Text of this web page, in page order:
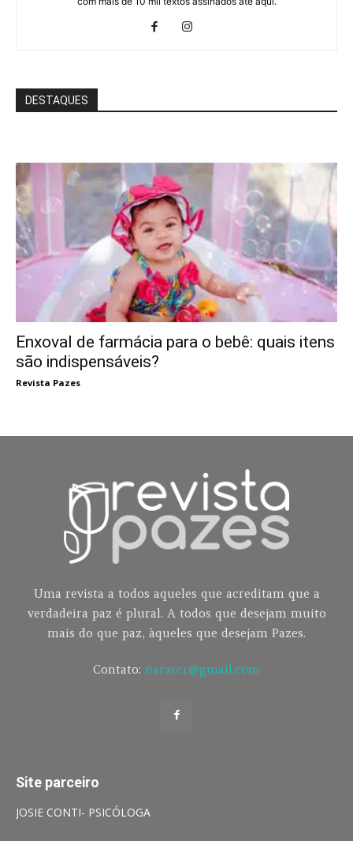
DESTAQUES
Enxoval de farmácia para o bebê: quais itens
são indispensáveis?
Revista Pazes
Uma revista a todos aqueles que acreditam que a
verdadeira paz é plural. A todos que desejam muito
mais do que paz, àqueles que desejam Pazes.
Contato: nararcr@gmail.com
Site parceiro
JOSIE CONTI- PSICÓLOGA